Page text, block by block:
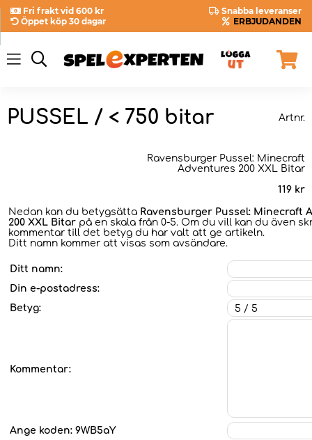
Fri frakt vid 600 kr
Snabba leveranser
Öppet köp 30 dagar
ERBJUDANDEN
PUSSEL / < 750 bitar Artnr.
Ravensburger Pussel: Minecraft
Adventures 200 XXL Bitar
119 kr
Nedan kan du betygsätta Ravensburger Pussel: Minecraft
200 XXL Bitar på en skala från 0-5. Om du vill kan du även
kommentar till det betyg du har valt att ge artikeln.
Ditt namn kommer att visas som avsändare.
Ditt namn:
Din e-postadress:
Betyg:
Kommentar:
Ange koden: 9WB5aY